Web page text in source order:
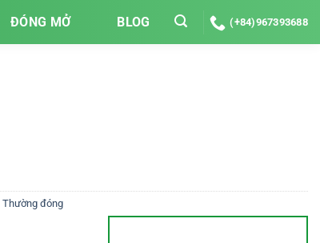
ĐÓNG MỞ BLOG (+84)967393688
Thường đóng